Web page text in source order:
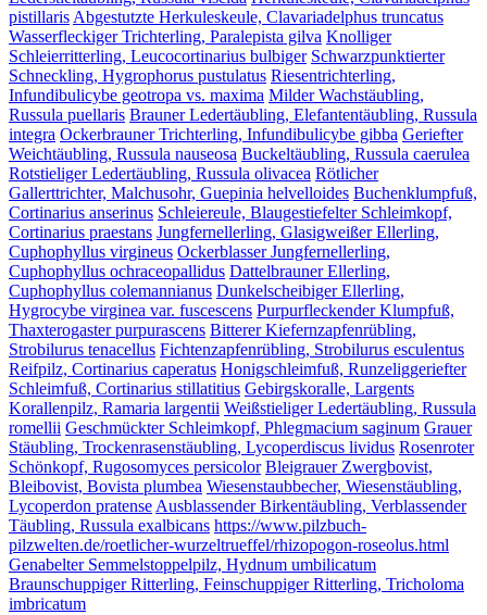
pistillarisAbgestutzte Herkuleskeule, Clavariadelphus truncatus
Wasserfleckiger Trichterling, Paralepista gilva Knolliger
Schleierritterling, Leucocortinarius bulbiger Schwarzpunktierter
Schneckling, Hygrophorus pustulatus Riesentrichterling,
Infundibulicybe geotropa vs. maxima Milder Wachstäubling,
Russula puellaris Brauner Ledertäubling, Elefantentäubling, Russula
integra Ockerbrauner Trichterling, Infundibulicybe gibba Geriefter
Weichtäubling, Russula nauseosa Buckeltäubling, Russula caerulea
Rotstieliger Ledertäubling, Russula olivacea Rötlicher
Gallerttrichter, Malchusohr, Guepinia helvelloides Buchenklumpfuß,
Cortinarius anserinus Schleiereule, Blaugestiefelter Schleimkopf,
Cortinarius praestans Jungfernellerling, Glasigweißer Ellerling,
Cuphophyllus virgineus Ockerblasser Jungfernellerling,
Cuphophyllus ochraceopallidus Dattelbrauner Ellerling,
Cuphophyllus colemannianus Dunkelscheibiger Ellerling,
Hygrocybe virginea var. fuscescens Purpurfleckender Klumpfuß,
Thaxterogaster purpurascens Bitterer Kiefernzapfenrübling,
Strobilurus tenacellus Fichtenzapfenrübling, Strobilurus esculentus
Reifpilz, Cortinarius caperatus Honigschleimfuß, Runzeliggeriefter
Schleimfuß, Cortinarius stillatitius Gebirgskoralle, Largents
Korallenpilz, Ramaria largentii Weißstieliger Ledertäubling, Russula
romellii Geschmückter Schleimkopf, Phlegmacium saginum Grauer
Stäubling, Trockenrasenstäubling, Lycoperdiscus lividus Rosenroter
Schönkopf, Rugosomyces persicolor Bleigrauer Zwergbovist,
Bleibovist, Bovista plumbea Wiesenstaubbecher, Wiesenstäubling,
Lycoperdon pratenseAusblassender Birkentäubling, Verblassender
Täubling, Russula exalbicans https://www.pilzbuch-
pilzwelten.de/roetlicher-wurzeltrueffel/rhizopogon-roseolus.html
Genabelter Semmelstoppelpilz, Hydnum umbilicatum
Braunschuppiger Ritterling, Feinschuppiger Ritterling, Tricholoma
imbricatum